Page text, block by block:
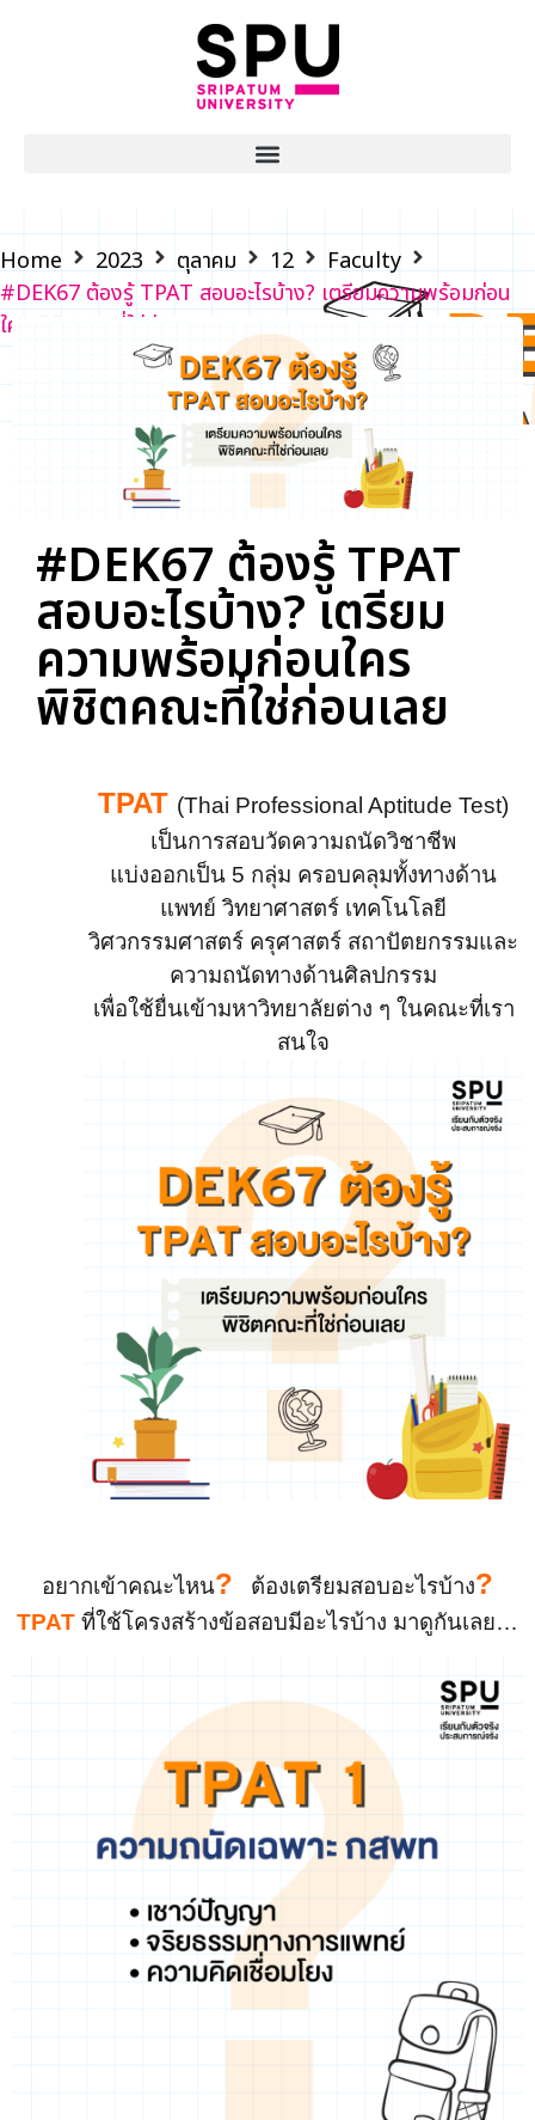
Home 2023 ตุลาคม 12
Faculty
#DEK67 ต้องรู้ TPAT สอบอะไรบ้าง? เตรียมความพร้อมก่อน
ใคร พิชิตคณะที่ใช่ก่อนเลย
#DEK67 ต้องรู้ TPAT
สอบอะไรบ้าง? เตรียม
ความพร้อมก่อนใคร
พิชิตคณะที่ใช่ก่อนเลย
TPAT (Thai Professional Aptitude Test)
เป็นการสอบวัดความถนัดวิชาชีพ
แบ่งออกเป็น 5 กลุ่ม ครอบคลุมทั้งทางด้าน
แพทย์ วิทยาศาสตร์ เทคโนโลยี
วิศวกรรมศาสตร์ ครุศาสตร์ สถาปัตยกรรมและ
ความถนัดทางด้านศิลปกรรม
เพื่อใช้ยื่นเข้ามหาวิทยาลัยต่าง ๆ ในคณะที่เรา
สนใจ
อยากเข้าคณะไหน? ต้องเตรียมสอบอะไรบ้าง?
TPAT ที่ใช้โครงสร้างข้อสอบมีอะไรบ้าง มาดูกันเลย…